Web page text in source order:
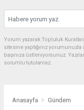
Yorum yazarak Topluluk
sitesine yaptığınız
başınıza üstleniyorsunuz.
sorumlu tutulamaz.
Anasayfa Gündem